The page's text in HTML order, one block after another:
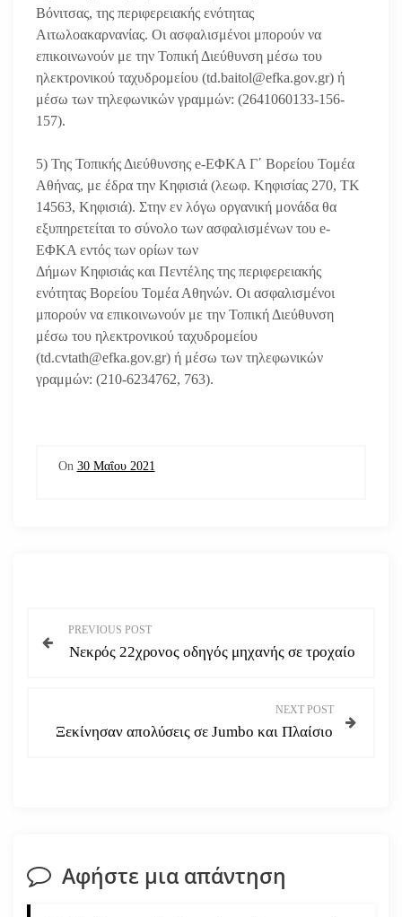
Βόνιτσας, της περιφερειακής ενότητας
Αιτωλοακαρνανίας. Οι ασφαλισμένοι μπορούν να
επικοινωνούν με την Τοπική Διεύθυνση μέσω του
ηλεκτρονικού ταχυδρομείου (td.baitol@efka.gov.gr) ή
μέσω των τηλεφωνικών γραμμών: (2641060133-156-
157).
5) Της Τοπικής Διεύθυνσης e-ΕΦΚΑ Γ΄ Βορείου Τομέα
Αθήνας, με έδρα την Κηφισιά (λεωφ. Κηφισίας 270, ΤΚ
14563, Κηφισιά). Στην εν λόγω οργανική μονάδα θα
εξυπηρετείται το σύνολο των ασφαλισμένων του e-
ΕΦΚΑ εντός των ορίων των
Δήμων Κηφισιάς και Πεντέλης της περιφερειακής
ενότητας Βορείου Τομέα Αθηνών. Οι ασφαλισμένοι
μπορούν να επικοινωνούν με την Τοπική Διεύθυνση
μέσω του ηλεκτρονικού ταχυδρομείου
(td.cvtath@efka.gov.gr) ή μέσω των τηλεφωνικών
γραμμών: (210-6234762, 763).
On 30 Μαΐου 2021
σ
η
PREVIOUS POST
Νεκρός 22χρονος οδηγός μηχανής σε τροχαίο
NEXT POST
Ξεκίνησαν απολύσεις σε Jumbo και Πλαίσιο
Αφήστε μια απάντηση